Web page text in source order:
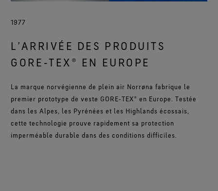
1977
L’ARRIVÉE DES PRODUITS
GORE‑TEX® EN EUROPE
La marque norvégienne de plein air Norrøna fabrique le
premier prototype de veste GORE‑TEX® en Europe. Testée
dans les Alpes, les Pyrénées et les Highlands écossais,
cette technologie prouve rapidement sa protection
imperméable durable dans des conditions difficiles.